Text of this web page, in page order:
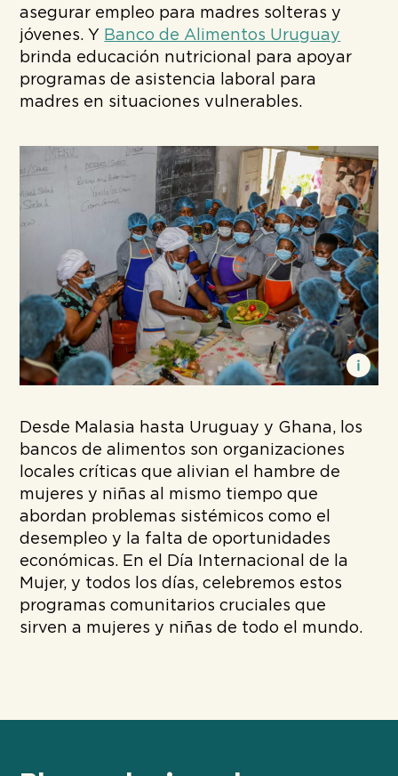
asegurar empleo para madres solteras y
jóvenes. Y Banco de Alimentos Uruguay
brinda educación nutricional para apoyar
programas de asistencia laboral para
madres en situaciones vulnerables.
Desde Malasia hasta Uruguay y Ghana, los
bancos de alimentos son organizaciones
locales críticas que alivian el hambre de
mujeres y niñas al mismo tiempo que
abordan problemas sistémicos como el
desempleo y la falta de oportunidades
económicas. En el Día Internacional de la
Mujer, y todos los días, celebremos estos
programas comunitarios cruciales que
sirven a mujeres y niñas de todo el mundo.